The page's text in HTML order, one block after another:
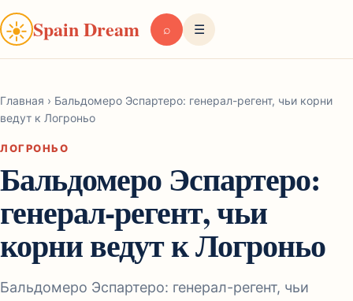
☀Spain Dream ⌕ ☰
Главная › Бальдомеро Эспартеро: генерал-регент, чьи корни
ведут к Логроньо
ЛОГРОНЬО
Бальдомеро Эспартеро:
генерал-регент, чьи
корни ведут к Логроньо
Бальдомеро Эспартеро: генерал-регент, чьи